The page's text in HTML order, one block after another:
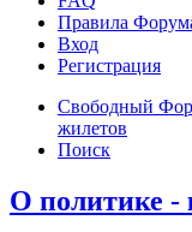
Правила
Вход
Регистрация
Свободный
жилетов
Поиск
О политике -